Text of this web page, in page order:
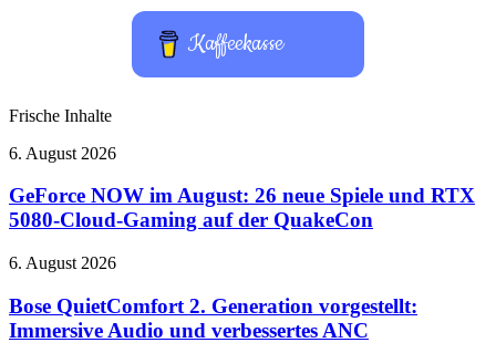
Kaffeekasse
Frische Inhalte
GeForce
im
August:
26
Spiele
RTX
5080-
6. August 2026
GeForce NOW im August: 26 neue Spiele und RTX
5080-Cloud-Gaming auf der QuakeCon
Bose
2.
Generation
vorgestellt:
6. August 2026
Bose QuietComfort 2. Generation vorgestellt:
Immersive Audio und verbessertes ANC